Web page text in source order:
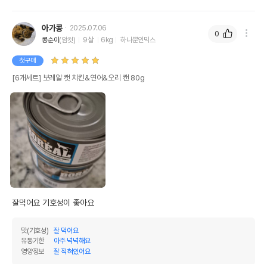
아가콩
2025.07.06
콩순이(암컷) 9살 6kg 하나뿐인믹스
첫구매
[6개세트] 보레알 캣 치킨&연어&오리 캔 80g
잘먹어요 기호성이 좋아요
맛(기호성)
잘 먹어요
유통기한
아주 넉넉해요
영양정보
잘 적혀있어요
0